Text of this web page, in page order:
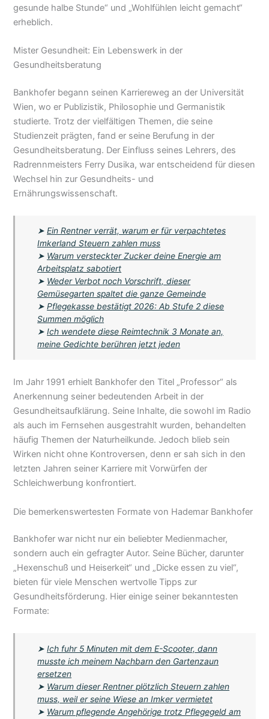
gesunde halbe Stunde“ und „Wohlfühlen leicht gemacht“
erheblich.
Mister Gesundheit: Ein Lebenswerk in der
Gesundheitsberatung
Bankhofer begann seinen Karriereweg an der Universität
Wien, wo er Publizistik, Philosophie und Germanistik
studierte. Trotz der vielfältigen Themen, die seine
Studienzeit prägten, fand er seine Berufung in der
Gesundheitsberatung. Der Einfluss seines Lehrers, des
Radrennmeisters Ferry Dusika, war entscheidend für diesen
Wechsel hin zur Gesundheits- und
Ernährungswissenschaft.
➤Ein Rentner verrät, warum er für verpachtetes
Imkerland Steuern zahlen muss
➤ Warum versteckter Zucker deine Energie am
Arbeitsplatz sabotiert
➤ Weder Verbot noch Vorschrift, dieser
Gemüsegarten spaltet die ganze Gemeinde
➤Pflegekasse bestätigt 2026: Ab Stufe 2 diese
Summen möglich
➤Ich wendete diese Reimtechnik 3 Monate an,
meine Gedichte berühren jetzt jeden
Im Jahr 1991 erhielt Bankhofer den Titel „Professor“ als
Anerkennung seiner bedeutenden Arbeit in der
Gesundheitsaufklärung. Seine Inhalte, die sowohl im Radio
als auch im Fernsehen ausgestrahlt wurden, behandelten
häufig Themen der Naturheilkunde. Jedoch blieb sein
Wirken nicht ohne Kontroversen, denn er sah sich in den
letzten Jahren seiner Karriere mit Vorwürfen der
Schleichwerbung konfrontiert.
Die bemerkenswertesten Formate von Hademar Bankhofer
Bankhofer war nicht nur ein beliebter Medienmacher,
sondern auch ein gefragter Autor. Seine Bücher, darunter
„Hexenschuß und Heiserkeit“ und „Dicke essen zu viel“,
bieten für viele Menschen wertvolle Tipps zur
Gesundheitsförderung. Hier einige seiner bekanntesten
Formate:
➤Ich fuhr 5 Minuten mit dem E-Scooter, dann
musste ich meinem Nachbarn den Gartenzaun
ersetzen
➤ Warum dieser Rentner plötzlich Steuern zahlen
muss, weil er seine Wiese an Imker vermietet
➤ Warum pflegende Angehörige trotz Pflegegeld am